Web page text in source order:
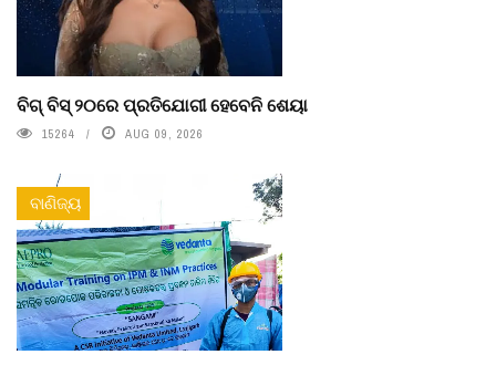
ବିଗ୍ ବିସ୍ ୨୦ରେ ପ୍ରତିଯୋଗୀ ହେବେନି ଶେୟା
15264 AUG 09, 2026
ବାଣିଜ୍ୟ